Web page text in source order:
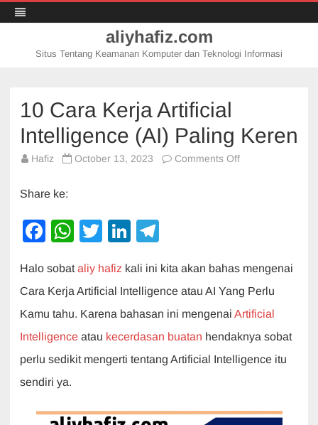
aliyhafiz.com
Situs Tentang Keamanan Komputer dan Teknologi Informasi
10 Cara Kerja Artificial
Intelligence (AI) Paling Keren
Hafiz October 13, 2023 Comments Offon
Share ke:
F
c
e
b
o
o
k
W
at
s
A
p
p
T
tt
er
Li
k
e
dI
n
e
gr
a
m
Halo sobat aliy hafiz kali ini kita akan bahas mengenai
Cara Kerja Artificial Intelligence atau AI Yang Perlu
Kamu tahu. Karena bahasan ini mengenai Artificial
Intelligence atau kecerdasan buatan hendaknya sobat
perlu sedikit mengerti tentang Artificial Intelligence itu
sendiri ya.